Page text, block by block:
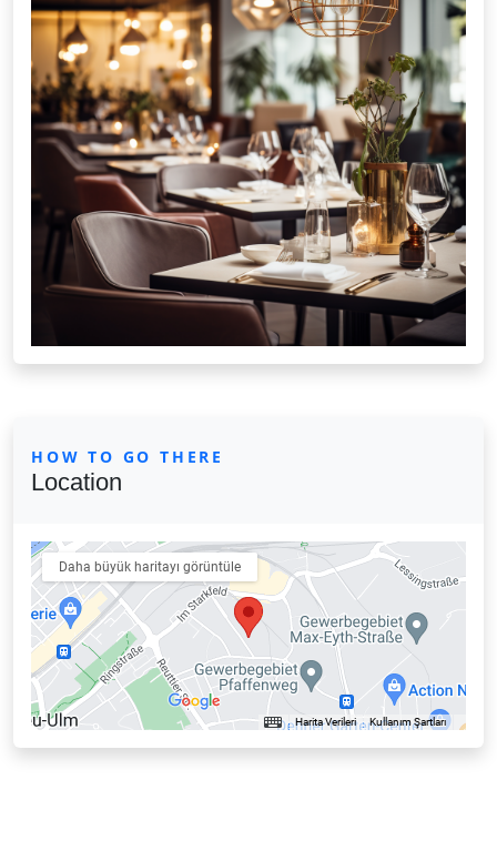
HOW TO GO THERE
Location